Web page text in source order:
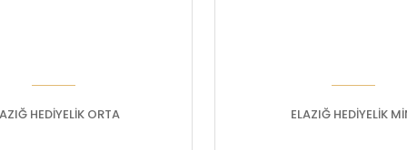
HEDİYELİK ORTA ELAZIĞ HEDİYELİK